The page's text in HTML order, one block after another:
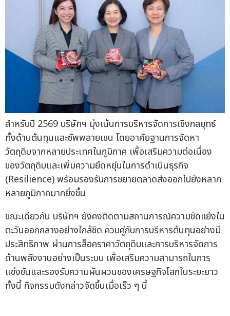
สำหรับปี 2569 บริษัทฯ มุ่งเน้นการบริหารจัดการเชิงกลยุทธ์
ทั้งด้านต้นทุนและซัพพลายเชน โดยอาศัยฐานการจัดหา
วัตถุดิบจากหลายประเทศในภูมิภาค เพื่อเสริมความต่อเนื่อง
ของวัตถุดิบและเพิ่มความยืดหยุ่นในการดำเนินธุรกิจ
(Resilience) พร้อมรองรับการขยายตลาดส่งออกไปยังหลาก
หลายภูมิภาคมากยิ่งขึ้น
ขณะเดียวกัน บริษัทฯ ยังคงติดตามสถานการณ์ความขัดแย้งใน
ตะวันออกกลางอย่างใกล้ชิด ควบคู่กับการบริหารต้นทุนอย่างมี
ประสิทธิภาพ ผ่านการล็อคราคาวัตถุดิบและการบริหารจัดการ
ด้านพลังงานอย่างเป็นระบบ เพื่อเสริมความสามารถในการ
แข่งขันและรองรับความผันผวนของเศรษฐกิจโลกในระยะยาว
ทั้งนี้ กิจกรรมดังกล่าวจัดขึ้นเมื่อเร็ว ๆ นี้